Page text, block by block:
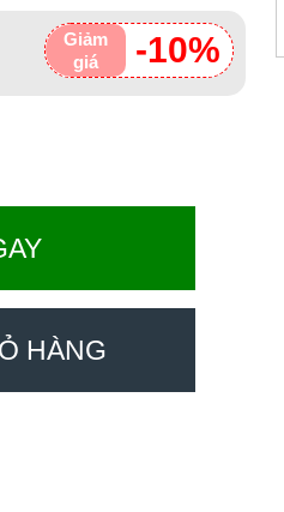
Giảm
giá
-10%
HÀNG